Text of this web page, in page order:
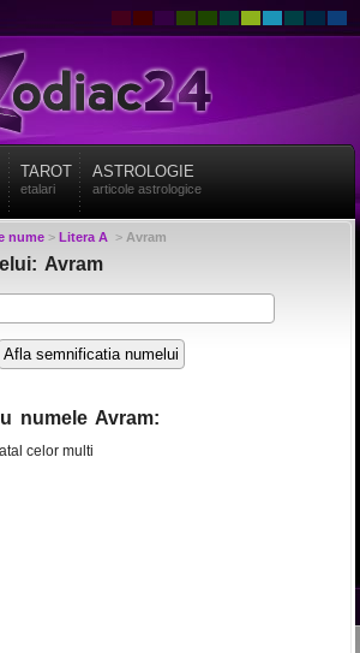
TAROT
etalari
ASTROLOGIE
articole astrologice
nume> Litera A> Avram
Avram
numele Avram:
celor multi